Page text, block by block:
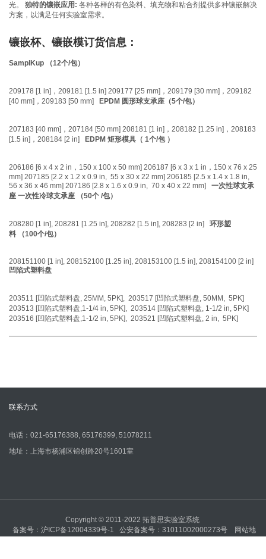
光。 独特的镶嵌应用: 各种各样的有色染料、填充物和粘合剂提供多种镶嵌解决
方案，以满足任何实验室需求。
镶嵌杯、镶嵌模订货信息：
SamplKup （12个/包）
209178 [1 in]，209181 [1.5 in] 209177 [25 mm]，209179 [30 mm]，209182
[40 mm]，209183 [50 mm]
EPDM 圆形球支承座（5个/包）
207183 [40 mm]，207184 [50 mm] 208181 [1 in]，208182 [1.25 in]，208183
[1.5 in]，208184 [2 in]
EDPM 矩形模具（ 1个/包）
206186 [6 x 4 x 2 in，150 x 100 x 50 mm] 206187 [6 x 3 x 1 in，150 x 76 x 25
mm] 207185 [2.2 x 1.2 x 0.9 in, 55 x 30 x 22 mm] 206185 [2.5 x 1.4 x 1.8 in,
56 x 36 x 46 mm] 207186 [2.8 x 1.6 x 0.9 in, 70 x 40 x 22 mm] 一次性球支承
座 一次性冷球支承座 （50个 /包）
208280 [1 in], 208281 [1.25 in], 208282 [1.5 in], 208283 [2 in] 环形塑
料 （100个/包）
208151100 [1 in], 208152100 [1.25 in], 208153100 [1.5 in], 208154100 [2 in]
凹陷式塑料盘
203511 [凹陷式塑料盘, 25MM, 5PK], 203517 [凹陷式塑料盘, 50MM, 5PK]
203513 [凹陷式塑料盘,1-1/4 in, 5PK], 203514 [凹陷式塑料盘, 1-1/2 in, 5PK]
203516 [凹陷式塑料盘,1-1/2 in, 5PK], 203521 [凹陷式塑料盘, 2 in, 5PK]
联系方式
电话：021-65176388, 65176399, 51078211
地址：上海市杨浦区锦创路20号1601室
Copyright © 2011-2022 拓普思实验室系统
备案号： 沪ICP备12004339号-1 公安备案号： 31011002000273号
网站地